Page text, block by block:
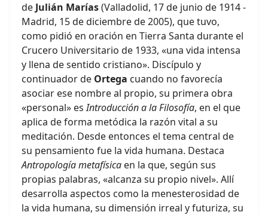
de Julián Marías(Valladolid, 17 de junio de 1914 -
Madrid, 15 de diciembre de 2005), que tuvo,
como pidió en oración en Tierra Santa durante el
Crucero Universitario de 1933, «una vida intensa
y llena de sentido cristiano». Discípulo y
continuador de Ortega cuando no favorecía
asociar ese nombre al propio, su primera obra
«personal» esIntroducción a la Filosofía, en el que
aplica de forma metódica la razón vital a su
meditación. Desde entonces el tema central de
su pensamiento fue la vida humana. Destaca
Antropología metafísica en la que, según sus
propias palabras, «alcanza su propio nivel». Allí
desarrolla aspectos como la menesterosidad de
la vida humana, su dimensión irreal y futuriza, su